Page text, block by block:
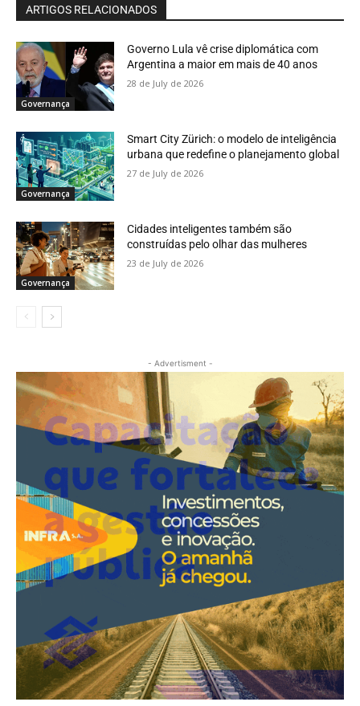
ARTIGOS RELACIONADOS
Governança
Governo Lula vê crise diplomática com
Argentina a maior em mais de 40 anos
28 de July de 2026
Governança
Smart City Zürich: o modelo de inteligência
urbana que redefine o planejamento global
27 de July de 2026
Governança
Cidades inteligentes também são
construídas pelo olhar das mulheres
23 de July de 2026
- Advertisment -